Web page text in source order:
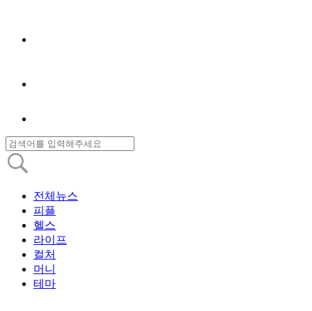
전체뉴스
피플
헬스
라이프
컬처
머니
테마